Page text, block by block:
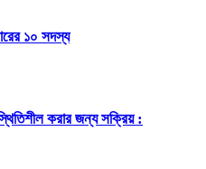
১০ সদস্য
করার জন্য সক্রিয় :